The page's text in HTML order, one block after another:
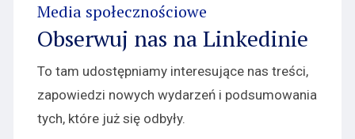
Media społecznościowe
Obserwuj nas na Linkedinie
To tam udostępniamy interesujące nas treści,
zapowiedzi nowych wydarzeń i podsumowania
tych, które już się odbyły.